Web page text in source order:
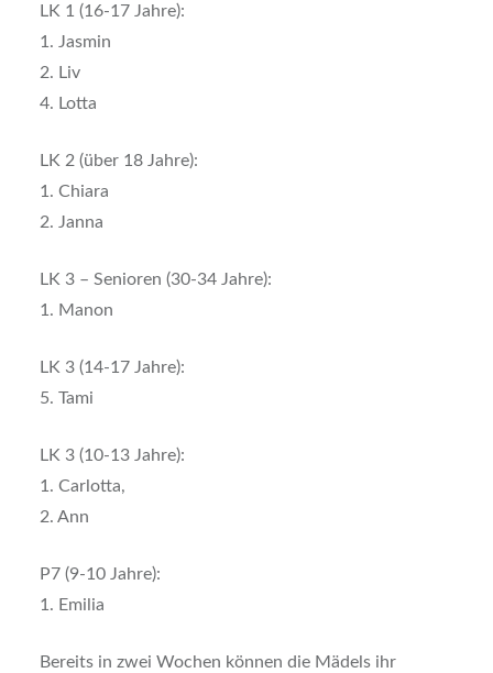
LK 1 (16-17 Jahre):
1. Jasmin
2. Liv
4.⁠ ⁠Lotta
LK 2 (über 18 Jahre):
1. Chiara
2. Janna
LK 3 – Senioren (30-34 Jahre):
1. Manon
LK 3 (14-17 Jahre):
5.⁠ ⁠Tami
LK 3 (10-13 Jahre):
1. Carlotta,
2. Ann
P7 (9-10 Jahre):
1. Emilia
Bereits in zwei Wochen können die Mädels ihr